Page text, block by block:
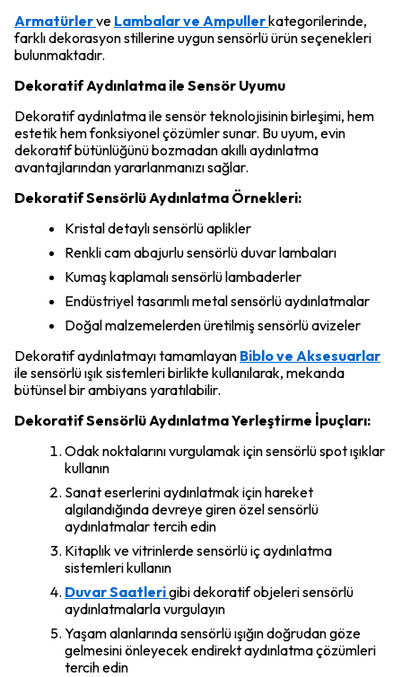
Armatürlerve Lambalar ve Ampullerkategorilerinde,
farklı dekorasyon stillerine uygun sensörlü ürün seçenekleri
bulunmaktadır.
Dekoratif Aydınlatma ile Sensör Uyumu
Dekoratif aydınlatma ile sensör teknolojisinin birleşimi, hem
estetik hem fonksiyonel çözümler sunar. Bu uyum, evin
dekoratif bütünlüğünü bozmadan akıllı aydınlatma
avantajlarından yararlanmanızı sağlar.
Dekoratif Sensörlü Aydınlatma Örnekleri:
Kristal detaylı sensörlü aplikler
Renkli cam abajurlu sensörlü duvar lambaları
Kumaş kaplamalı sensörlü lambaderler
Endüstriyel tasarımlı metal sensörlü aydınlatmalar
Doğal malzemelerden üretilmiş sensörlü avizeler
Dekoratif aydınlatmayı tamamlayan Biblo ve Aksesuarlar
ile sensörlü ışık sistemleri birlikte kullanılarak, mekanda
bütünsel bir ambiyans yaratılabilir.
Dekoratif Sensörlü Aydınlatma Yerleştirme İpuçları:
Odak noktalarını vurgulamak için sensörlü spot ışıklar
kullanın
Sanat eserlerini aydınlatmak için hareket
algılandığında devreye giren özel sensörlü
aydınlatmalar tercih edin
Kitaplık ve vitrinlerde sensörlü iç aydınlatma
sistemleri kullanın
Duvar Saatlerigibi dekoratif objeleri sensörlü
aydınlatmalarla vurgulayın
Yaşam alanlarında sensörlü ışığın doğrudan göze
gelmesini önleyecek endirekt aydınlatma çözümleri
tercih edin